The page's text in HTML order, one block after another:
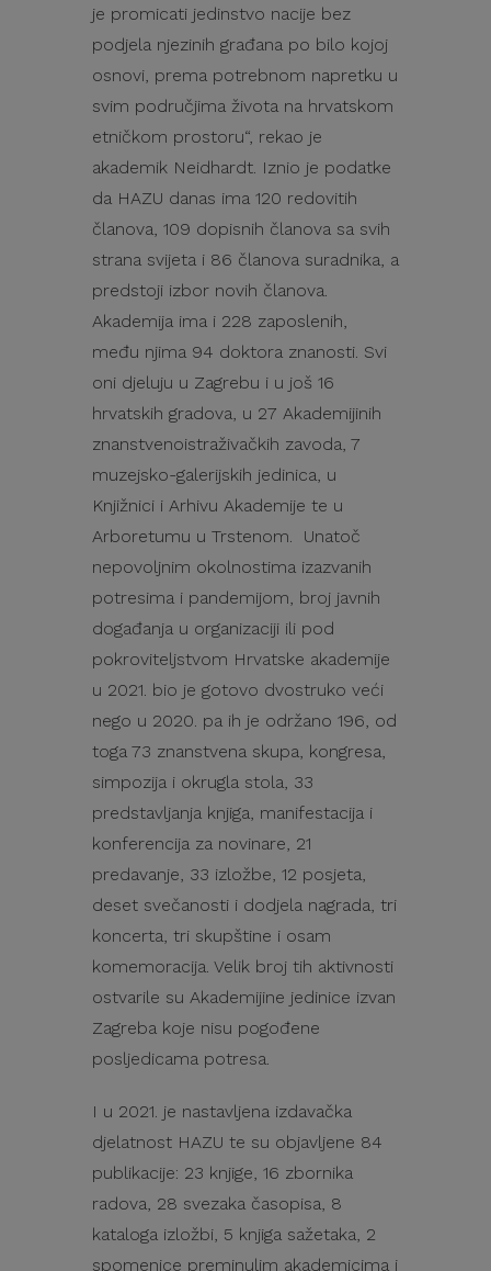
je promicati jedinstvo nacije bez
podjela njezinih građana po bilo kojoj
osnovi, prema potrebnom napretku u
svim područjima života na hrvatskom
etničkom prostoru“, rekao je
akademik Neidhardt. Iznio je podatke
da HAZU danas ima 120 redovitih
članova, 109 dopisnih članova sa svih
strana svijeta i 86 članova suradnika, a
predstoji izbor novih članova.
Akademija ima i 228 zaposlenih,
među njima 94 doktora znanosti. Svi
oni djeluju u Zagrebu i u još 16
hrvatskih gradova, u 27 Akademijinih
znanstvenoistraživačkih zavoda, 7
muzejsko-galerijskih jedinica, u
Knjižnici i Arhivu Akademije te u
Arboretumu u Trstenom. Unatoč
nepovoljnim okolnostima izazvanih
potresima i pandemijom, broj javnih
događanja u organizaciji ili pod
pokroviteljstvom Hrvatske akademije
u 2021. bio je gotovo dvostruko veći
nego u 2020. pa ih je održano 196, od
toga 73 znanstvena skupa, kongresa,
simpozija i okrugla stola, 33
predstavljanja knjiga, manifestacija i
konferencija za novinare, 21
predavanje, 33 izložbe, 12 posjeta,
deset svečanosti i dodjela nagrada, tri
koncerta, tri skupštine i osam
komemoracija. Velik broj tih aktivnosti
ostvarile su Akademijine jedinice izvan
Zagreba koje nisu pogođene
posljedicama potresa.
I u 2021. je nastavljena izdavačka
djelatnost HAZU te su objavljene 84
publikacije: 23 knjige, 16 zbornika
radova, 28 svezaka časopisa, 8
kataloga izložbi, 5 knjiga sažetaka, 2
spomenice preminulim akademicima i